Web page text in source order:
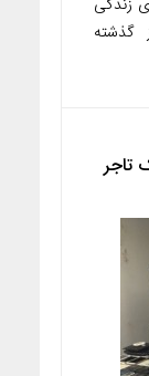
گذشته
یک تاجر